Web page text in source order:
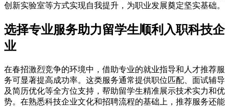
创新实验室等方式实现自我提升，为职业发展奠定坚实基础。
选择专业服务助力留学生顺利入职科技企
业
在春招激烈竞争的环境中，借助专业的就业指导和人才推荐服
务可显著提高成功率。这类服务通常提供职位匹配、面试辅导
及简历优化等全方位支持，帮助留学生精准展示技术实力和优
势。在熟悉科技企业文化和招聘流程的基础上，推荐服务还能